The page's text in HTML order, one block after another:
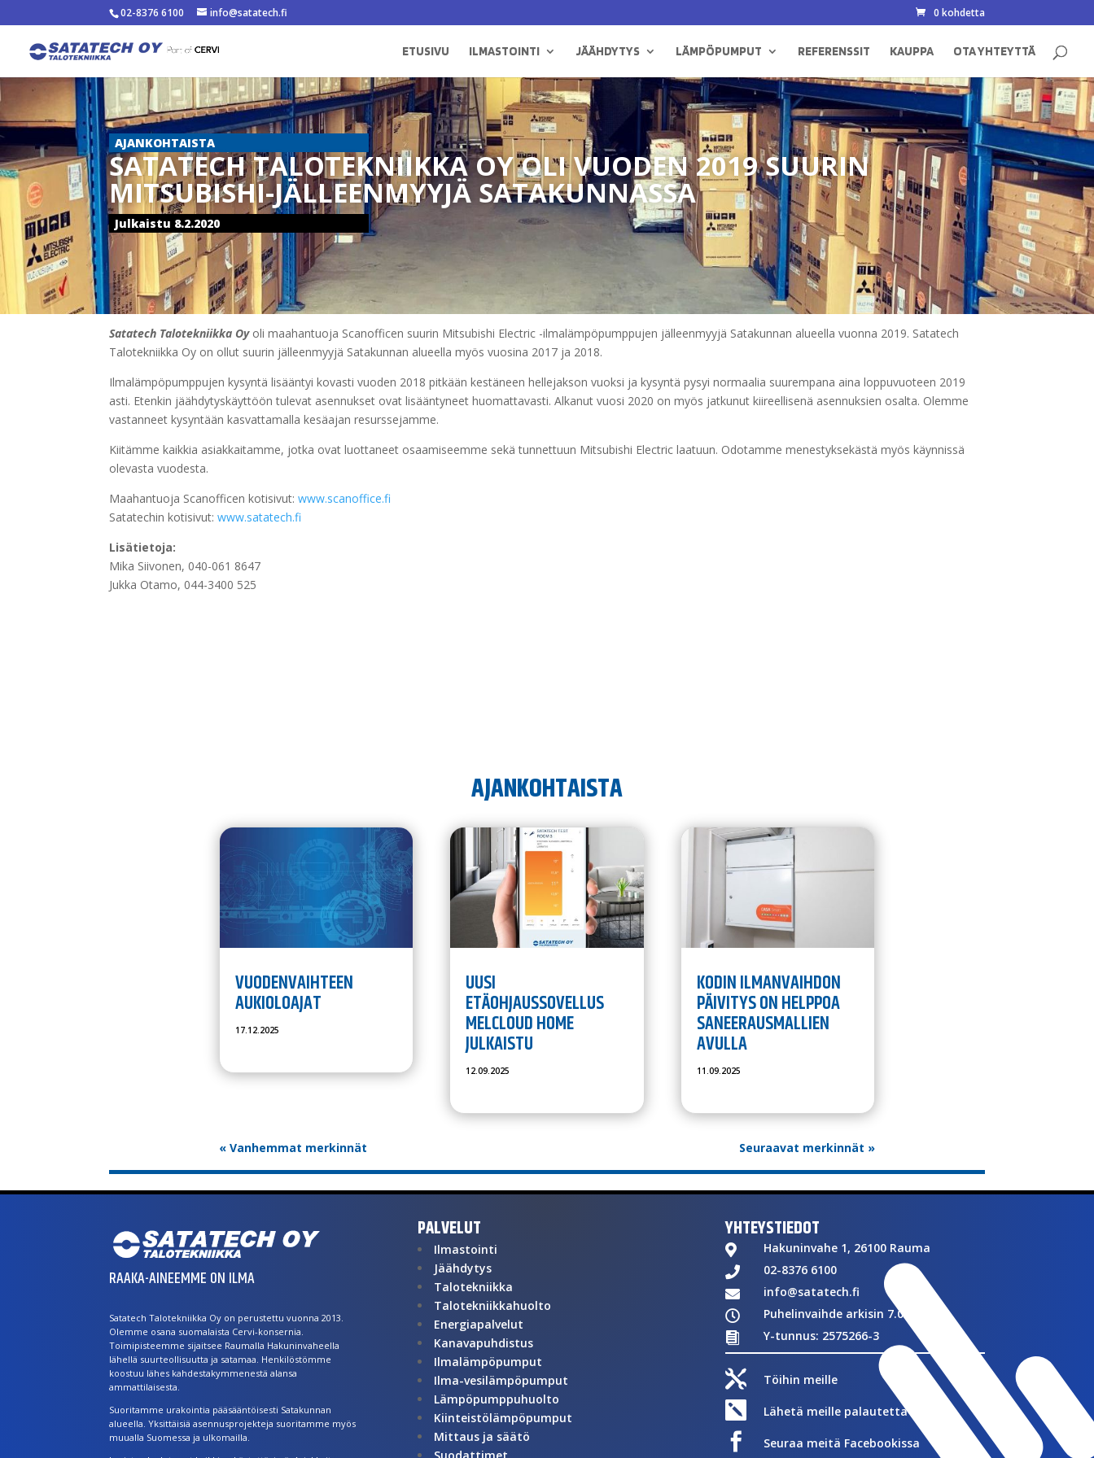
02-8376 6100 info@satatech.fi 0 kohdetta
ETUSIVU ILMASTOINTI JÄÄHDYTYS LÄMPÖPUMPUT REFERENSSIT KAUPPA OTA YHTEYTTÄ
AJANKOHTAISTA
SATATECH TALOTEKNIIKKA OY OLI VUODEN 2019 SUURIN
MITSUBISHI-JÄLLEENMYYJÄ SATAKUNNASSA
Julkaistu 8.2.2020
Satatech Talotekniikka Oyoli maahantuoja Scanofficen suurin Mitsubishi Electric -ilmalämpöpumppujen jälleenmyyjä Satakunnan alueella vuonna 2019. Satatech
Talotekniikka Oy on ollut suurin jälleenmyyjä Satakunnan alueella myös vuosina 2017 ja 2018.
Ilmalämpöpumppujen kysyntä lisääntyi kovasti vuoden 2018 pitkään kestäneen hellejakson vuoksi ja kysyntä pysyi normaalia suurempana aina loppuvuoteen 2019
asti. Etenkin jäähdytyskäyttöön tulevat asennukset ovat lisääntyneet huomattavasti. Alkanut vuosi 2020 on myös jatkunut kiireellisenä asennuksien osalta. Olemme
vastanneet kysyntään kasvattamalla kesäajan resurssejamme.
Kiitämme kaikkia asiakkaitamme, jotka ovat luottaneet osaamiseemme sekä tunnettuun Mitsubishi Electric laatuun. Odotamme menestyksekästä myös käynnissä
olevasta vuodesta.
Maahantuoja Scanofficen kotisivut:www.scanoffice.fi
Satatechin kotisivut:www.satatech.fi
Lisätietoja:
Mika Siivonen, 040-061 8647
Jukka Otamo, 044-3400 525
AJANKOHTAISTA
VUODENVAIHTEEN
AUKIOLOAJAT
17.12.2025
UUSI
ETÄOHJAUSSOVELLUS
MELCLOUD HOME
JULKAISTU
12.09.2025
KODIN ILMANVAIHDON
PÄIVITYS ON HELPPOA
SANEERAUSMALLIEN
AVULLA
11.09.2025
« Vanhemmat merkinnät Seuraavat merkinnät »
RAAKA-AINEEMME ON ILMA
Satatech Talotekniikka Oy on perustettu vuonna 2013.
Olemme osana suomalaista Cervi-konsernia.
Toimipisteemme sijaitsee Raumalla Hakuninvaheella
lähellä suurteollisuutta ja satamaa. Henkilöstömme
koostuu lähes kahdestakymmenestä alansa
ammattilaisesta.
Suoritamme urakointia pääsääntöisesti Satakunnan
alueella. Yksittäisiä asennusprojekteja suoritamme myös
muualla Suomessa ja ulkomailla.
PALVELUT
Ilmastointi
Jäähdytys
Talotekniikka
Talotekniikkahuolto
Energiapalvelut
Kanavapuhdistus
Ilmalämpöpumput
Ilma-vesilämpöpumput
Lämpöpumppuhuolto
Kiinteistölämpöpumput
Mittaus ja säätö
YHTEYSTIEDOT
 Hakuninvahe 1, 26100 Rauma
 02-8376 6100
 info@satatech.fi
 Puhelinvaihde arkisin 7.00-16.00
 Y-tunnus: 2575266-3
 Töihin meille
 Lähetä meille palautetta
 Seuraa meitä Facebookissa